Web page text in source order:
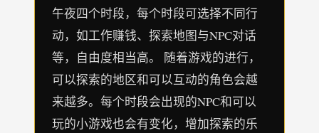
午夜四个时段，每个时段可选择不同行
动，如工作赚钱、探索地图与NPC对话
等，自由度相当高。 随着游戏的进行，
可以探索的地区和可以互动的角色会越
来越多。每个时段会出现的NPC和可以
玩的小游戏也会有变化，增加探索的乐